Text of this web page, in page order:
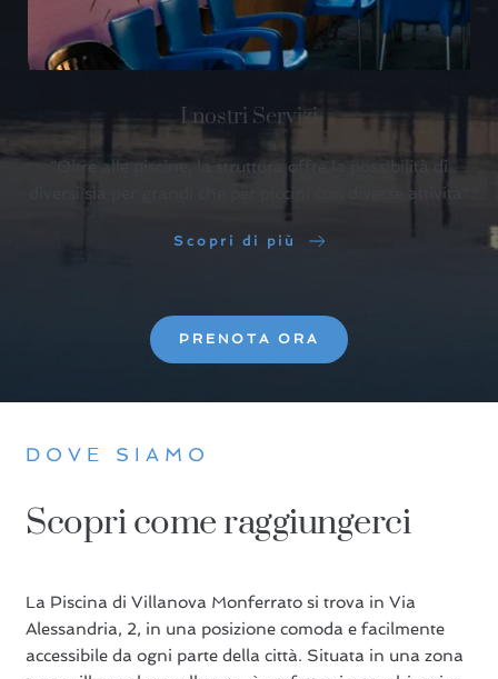
I nostri Servizi
"Oltre alle piscine, la struttura offre la possibilità di
diversi sia per grandi che per piccini con diverse attività"
Scopri di più
PRENOTA ORA
DOVE SIAMO
Scopri come raggiungerci
La Piscina di Villanova Monferrato si trova in Via
Alessandria, 2, in una posizione comoda e facilmente
accessibile da ogni parte della città. Situata in una zona